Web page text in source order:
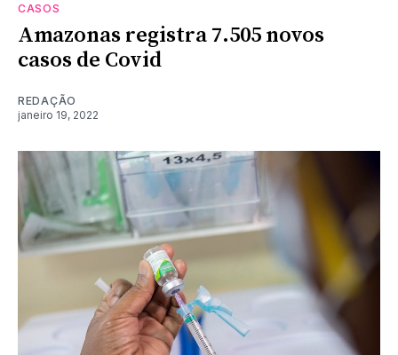
CASOS
Amazonas registra 7.505 novos
casos de Covid
REDAÇÃO
janeiro 19, 2022